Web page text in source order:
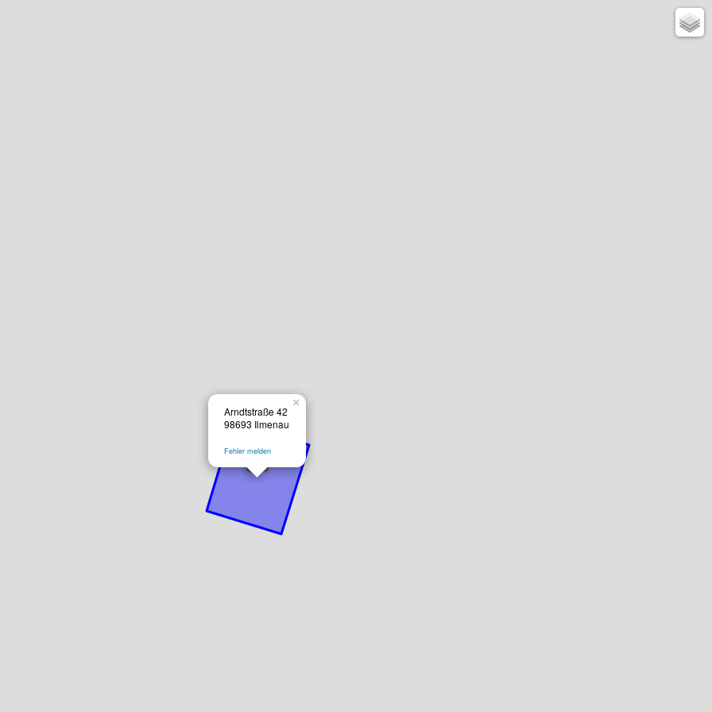
×
Arndtstraße 42
98693 Ilmenau
Fehler melden